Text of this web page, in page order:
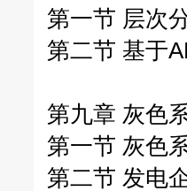
第一节 层次
第二节 基于
第九章 灰色
第一节 灰色
第二节 发电